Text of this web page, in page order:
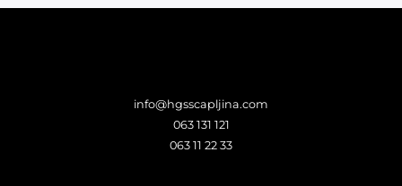
info@hgsscapljina.com
063 131 121
063 11 22 33